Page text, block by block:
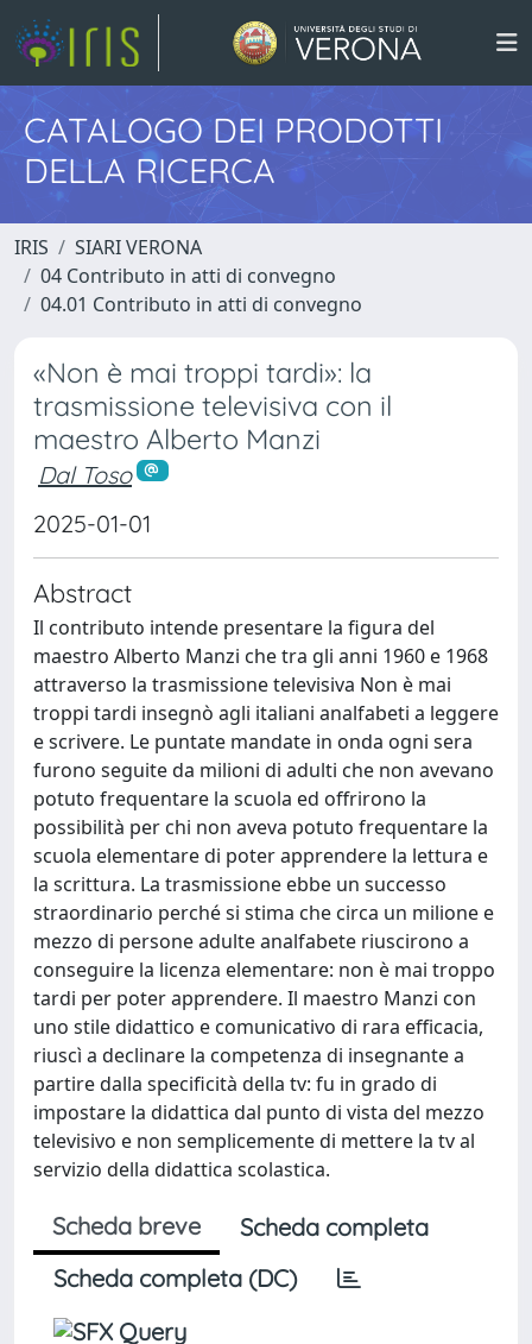
CATALOGO DEI PRODOTTI
DELLA RICERCA
IRIS
SIARI VERONA
04 Contributo in atti di convegno
04.01 Contributo in atti di convegno
«Non è mai troppi tardi»: la
trasmissione televisiva con il
maestro Alberto Manzi
Dal Toso
2025-01-01
Abstract
Il contributo intende presentare la figura del
maestro Alberto Manzi che tra gli anni 1960 e 1968
attraverso la trasmissione televisiva Non è mai
troppi tardi insegnò agli italiani analfabeti a leggere
e scrivere. Le puntate mandate in onda ogni sera
furono seguite da milioni di adulti che non avevano
potuto frequentare la scuola ed offrirono la
possibilità per chi non aveva potuto frequentare la
scuola elementare di poter apprendere la lettura e
la scrittura. La trasmissione ebbe un successo
straordinario perché si stima che circa un milione e
mezzo di persone adulte analfabete riuscirono a
conseguire la licenza elementare: non è mai troppo
tardi per poter apprendere. Il maestro Manzi con
uno stile didattico e comunicativo di rara efficacia,
riuscì a declinare la competenza di insegnante a
partire dalla specificità della tv: fu in grado di
impostare la didattica dal punto di vista del mezzo
televisivo e non semplicemente di mettere la tv al
servizio della didattica scolastica.
Scheda breve
Scheda completa
Scheda completa (DC)